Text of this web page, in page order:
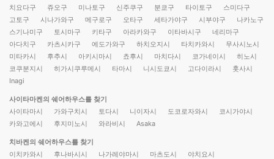
치요다구
쥬오구 미나토구 신주쿠구 분쿄구 타이토구
스미다구
고토구
시나가와구 메구로구 오타구 세타가야구 시부야구
나카노구
스기나미구
토시마구 키타구 아라카와구 이타바시구
네리마구
아다치구
카츠시카구 에도가와구 하치오지시 타치카와시
무사시노시
미타카시
후추시 아키시마시 쵸후시 마치다시 코가네이시
히노시
코쿠분지시
히가시쿠루메시 타마시 니시도쿄시 고다이라시
훗사시
Inagi
사이타마켄의 쉐어하우스를 찾기
사이타마시
가와구치시 토다시 니이자시 도코로자와시
코시가야시
카와고에시
후지미노시 와라비시 Asaka
치바켄의 쉐어하우스를 찾기
이치카와시
후나바시시 나가레야마시 마츠도시 야치요시